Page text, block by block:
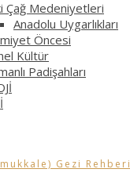
Çağ Medeniyetleri
Anadolu Uygarlıkları
Öncesi
Kültür
Padişahları
Gezi Rehberi